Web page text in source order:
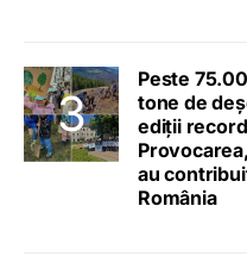
Peste
tone de
ediții
au
România